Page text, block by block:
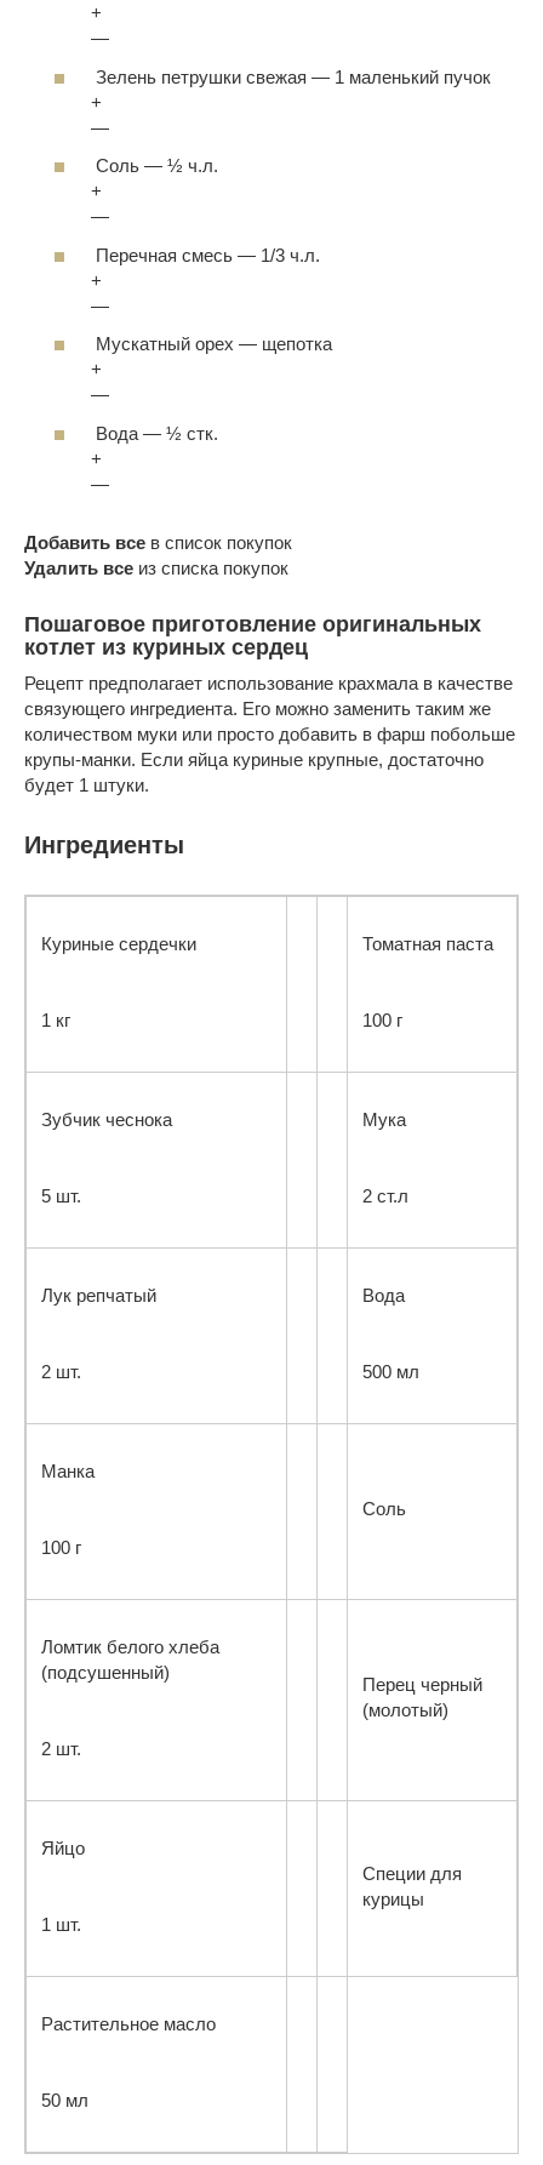
+
—
Зелень петрушки свежая — 1 маленький пучок
+
—
Соль — ½ ч.л.
+
—
Перечная смесь — 1/3 ч.л.
+
—
Мускатный орех — щепотка
+
—
Вода — ½ стк.
+
—
Добавить все в список покупок
Удалить все из списка покупок
Пошаговое приготовление оригинальных
котлет из куриных сердец
Рецепт предполагает использование крахмала в качестве
связующего ингредиента. Его можно заменить таким же
количеством муки или просто добавить в фарш побольше
крупы-манки. Если яйца куриные крупные, достаточно
будет 1 штуки.
Ингредиенты
Куриные сердечки
1 кг
Томатная паста
100 г
Зубчик чеснока
5 шт.
Мука
2 ст.л
Лук репчатый
2 шт.
Вода
500 мл
Манка
100 г
Соль
Ломтик белого хлеба
(подсушенный)
2 шт.
Перец черный
(молотый)
Яйцо
1 шт.
Специи для
курицы
Растительное масло
50 мл